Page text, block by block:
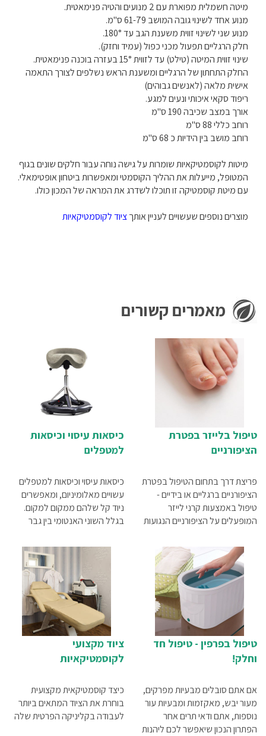
מיטה חשמלית מפוארת עם 2 מנועים והטיה פנימאטית.
מנוע אחד לשינוי גובה המושב 61-79 ס"מ.
מנוע שני לשינוי זווית משענת הגב עד 180°.
חלק הרגליים תפעול מכני כפול (עמיד וחזק).
שינוי זווית המיטה (טילט) עד לזווית 15° בעזרה בוכנה פנימאטית.
החלק התחתון של הרגליים ומשענת הראש נשלפים לצורך התאמה
אישית מלאה (לאנשים גבוהים)
ריפוד סקאי איכותי ונעים למגע.
אורך במצב שכיבה 190 ס"מ
רוחב כללי 88 ס"מ
רוחב מושב בין הידיות כ 68 ס"מ
מיטות לקוסמטיקאיות שומרות על גישה נוחה עבור חלקים שונים בגוף
המטופל, מייעלות את ההליך הקוסמטי ומאפשרות ביטחון אופטימאלי.
עם מיטת קוסמטיקה זו תוכלו לשדרג את המראה של המכון כולו.
מוצרים נוספים שעשויים לעניין אותךציוד לקוסמטיקאיות
מאמרים קשורים
טיפול בלייזר בפטרת
הציפורניים
פריצת דרך בתחום הטיפול בפטרת
הציפורניים ברגליים או בידיים -
טיפול באמצעות קרני לייזר
המופעלים על הציפורניים הנגועות
הפטריות והן את הנבגים, ומחזיר
לרגל את המראה הנקי והבריא
שלה
כיסאות עיסוי וכיסאות
למטפלים
כיסאות עיסוי וכיסאות למטפלים
עשויים מאלומיניום, ומאפשרים
ניוד קל שלהם ממקום למקום.
בגלל השוני האנטומי בין גבר
לגברים וכיסאות עיסוי לנשים, כמו
גם כיסאות בעלי פדים לגבר
ולאישה כאחד, הניתנים להחלפה
במהירות ומאפשרים למטפל
לעסות גם גברים וגם נשים.
טיפול בפרפין - טיפול חד
וחלק!
אם אתם סובלים מבעיות מפרקים,
מעור יבש, מאקזמות ומבעיות עור
נוספות, אתם ודאי תרים אחר
הפתרון הנכון שיאפשר לכם ליהנות
ציוד מקצועי
לקוסמטיקאיות
כיצד קוסמטיקאית מקצועית
בוחרת את הציוד המתאים ביותר
לעבודה בקליניקה הפרטית שלה